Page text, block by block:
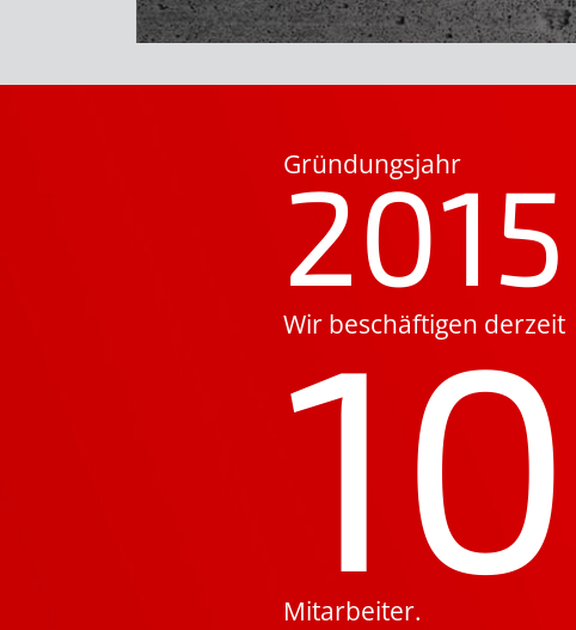
Gründungsjahr
2015
Wir beschäftigen derzeit
10
Mitarbeiter.